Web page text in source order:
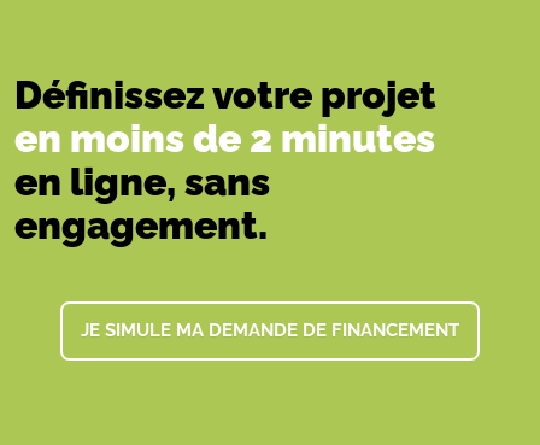
Définissez votre projet
en moins de 2 minutes
en ligne, sans
engagement.
JE SIMULE MA DEMANDE DE FINANCEMENT